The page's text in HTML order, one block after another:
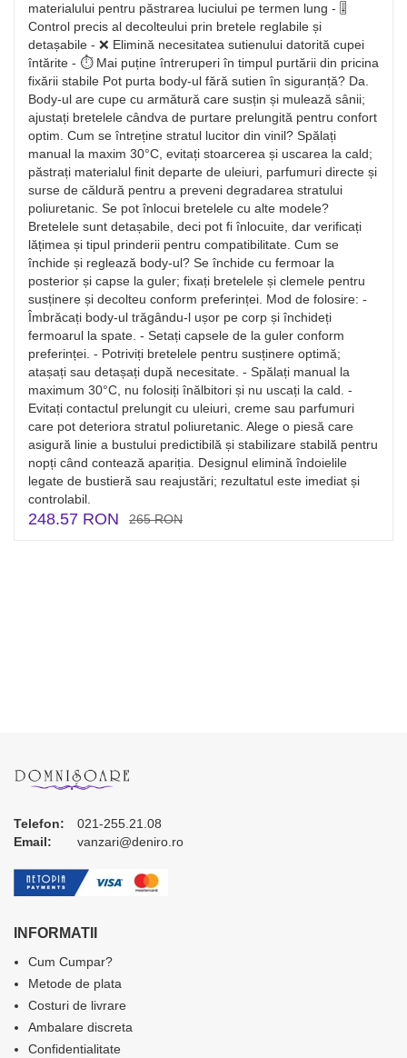
materialului pentru păstrarea luciului pe termen lung - 🎚️
Control precis al decolteului prin bretele reglabile și
detașabile - ❌ Elimină necesitatea sutienului datorită cupei
întărite - ⏱️ Mai puține întreruperi în timpul purtării din pricina
fixării stabile Pot purta body-ul fără sutien în siguranță? Da.
Body-ul are cupe cu armătură care susțin și mulează sânii;
ajustați bretelele cândva de purtare prelungită pentru confort
optim. Cum se întreține stratul lucitor din vinil? Spălați
manual la maxim 30°C, evitați stoarcerea și uscarea la cald;
păstrați materialul finit departe de uleiuri, parfumuri directe și
surse de căldură pentru a preveni degradarea stratului
poliuretanic. Se pot înlocui bretelele cu alte modele?
Bretelele sunt detașabile, deci pot fi înlocuite, dar verificați
lățimea și tipul prinderii pentru compatibilitate. Cum se
închide și reglează body-ul? Se închide cu fermoar la
posterior și capse la guler; fixați bretelele și clemele pentru
susținere și decolteu conform preferinței. Mod de folosire: -
Îmbrăcați body-ul trăgându-l ușor pe corp și închideți
fermoarul la spate. - Setați capsele de la guler conform
preferinței. - Potriviți bretelele pentru susținere optimă;
atașați sau detașați după necesitate. - Spălați manual la
maximum 30°C, nu folosiți înălbitori și nu uscați la cald. -
Evitați contactul prelungit cu uleiuri, creme sau parfumuri
care pot deteriora stratul poliuretanic. Alege o piesă care
asigură linie a bustului predictibilă și stabilizare stabilă pentru
nopți când contează apariția. Designul elimină îndoielile
legate de bustieră sau reajustări; rezultatul este imediat și
controlabil.
248.57 RON 265 RON
Telefon:
021-255.21.08
Email:
vanzari@deniro.ro
INFORMATII
Cum Cumpar?
Metode de plata
Costuri de livrare
Ambalare discreta
Confidentialitate